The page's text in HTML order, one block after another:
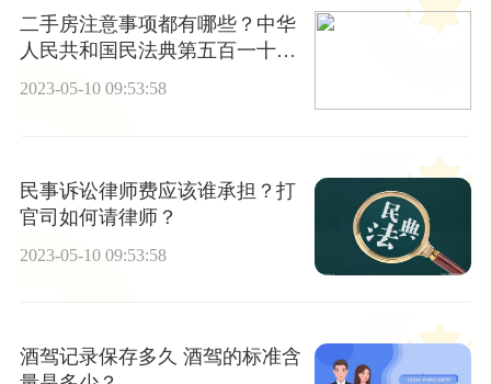
二手房注意事项都有哪些？中华
人民共和国民法典第五百一十条
内容是什么？
2023-05-10 09:53:58
民事诉讼律师费应该谁承担？打
官司如何请律师？
2023-05-10 09:53:58
酒驾记录保存多久 酒驾的标准含